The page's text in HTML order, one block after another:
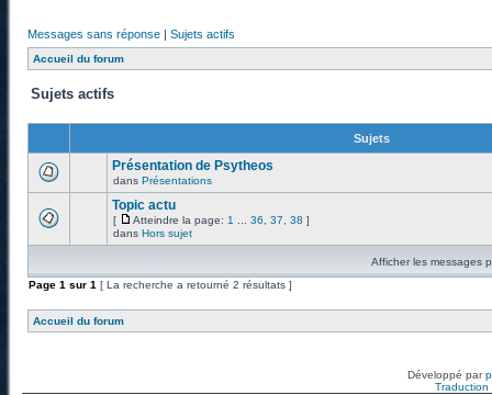
Messages sans réponse | Sujets actifs
Accueil du forum
Sujets actifs
Sujets
Présentation de Psytheos
dans Présentations
Topic actu
[ Atteindre la page: 1 36 37 38 ]
dans Hors sujet
Afficher les messages
Page 1 sur 1 [ La recherche a retourné 2 résultats ]
Accueil du forum
Développé par
Traduction